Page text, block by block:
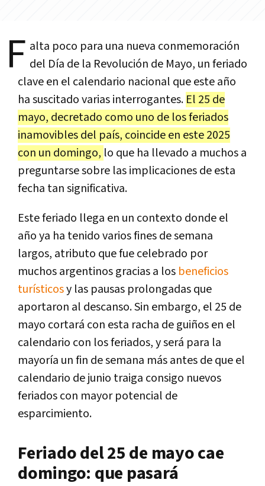
F alta poco para una nueva conmemoración
del Día de la Revolución de Mayo, un feriado
clave en el calendario nacional que este año
ha suscitado varias interrogantes. El 25 de
mayo, decretado como uno de los feriados
inamovibles del país, coincide en este 2025
con un domingo, lo que ha llevado a muchos a
preguntarse sobre las implicaciones de esta
fecha tan significativa.
Este feriado llega en un contexto donde el
año ya ha tenido varios fines de semana
largos, atributo que fue celebrado por
muchos argentinos gracias a los beneficios
turísticosy las pausas prolongadas que
aportaron al descanso. Sin embargo, el 25 de
mayo cortará con esta racha de guiños en el
calendario con los feriados, y será para la
mayoría un fin de semana más antes de que el
calendario de junio traiga consigo nuevos
feriados con mayor potencial de
esparcimiento.
Feriado del 25 de mayo cae
domingo: que pasará